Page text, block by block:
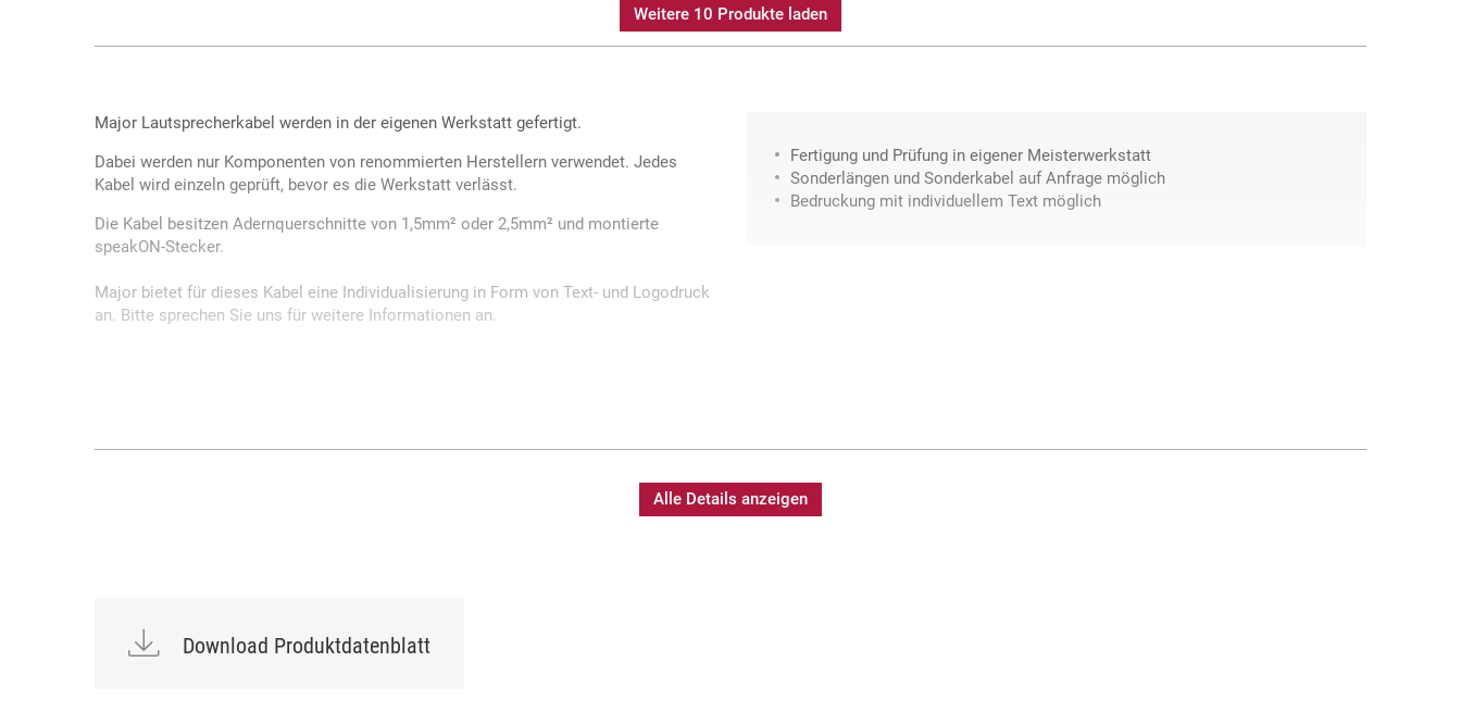
Weitere 10 Produkte laden
Major Lautsprecherkabel werden in der eigenen Werkstatt gefertigt.
Dabei werden nur Komponenten von renommierten Herstellern verwendet. Jedes
Kabel wird einzeln geprüft, bevor es die Werkstatt verlässt.
Die Kabel besitzen Adernquerschnitte von 1,5mm² oder 2,5mm² und montierte
speakON-Stecker.
Major bietet für dieses Kabel eine Individualisierung in Form von Text- und Logodruck
an. Bitte sprechen Sie uns für weitere Informationen an.
Fertigung und Prüfung in eigener Meisterwerkstatt
Sonderlängen und Sonderkabel auf Anfrage möglich
Bedruckung mit individuellem Text möglich
Alle Details anzeigen
Download Produktdatenblatt